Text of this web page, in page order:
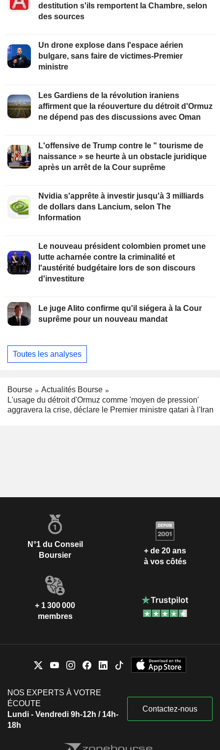
destitution s'ils remportent la Chambre, selon
des sources
Un drone explose dans l'espace aérien
bulgare, sans faire de victimes-Premier
ministre
Les Gardiens de la révolution iraniens
affirment que la réouverture du détroit d'Ormuz
ne dépend pas des discussions avec Oman
L'offensive de Trump contre le " tourisme de
naissance » se heurte à un obstacle juridique
après un arrêt de la Cour suprême
Nvidia s'apprête à investir jusqu'à 3 milliards
de dollars dans Lancium, selon The
Information
Le nouveau président colombien promet une
lutte acharnée contre la criminalité et
l'austérité budgétaire lors de son discours
d'investiture
Le juge Alito confirme qu'il siégera à la Cour
suprême pour un nouveau mandat
Toutes les analyses
Bourse
Actualités Bourse
L'usage du détroit d'Ormuz comme 'moyen de pression'
aggravera la crise, déclare le Premier ministre qatari à l'Iran
N°1 du Conseil
Boursier
+ de 20 ans
à vos côtés
+ 1 300 000
membres
NOS EXPERTS À VOTRE
ÉCOUTE
Lundi - Vendredi 9h-12h / 14h-
18h
Contactez-nous